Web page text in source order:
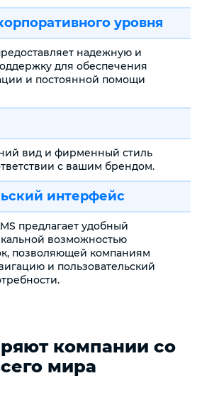
уровня
надежную и
для обеспечения
и постоянной помощи
вид и фирменный стиль
с вашим брендом.
интерфейс
предлагает удобный
возможностью
позволяющей компаниям
и пользовательский
компании со
мира